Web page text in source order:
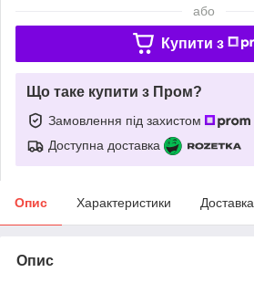
або
Купити з
Що таке купити з Пром?
Замовлення під захистом
Доступна доставка
Опис Характеристики Доставка
Опис